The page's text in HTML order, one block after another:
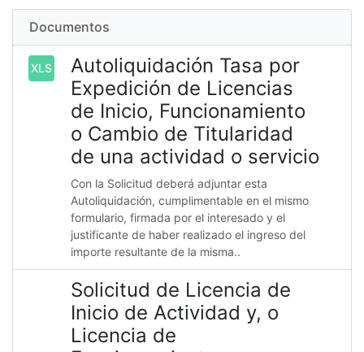
Documentos
XLS
Autoliquidación Tasa por
Expedición de Licencias
de Inicio, Funcionamiento
o Cambio de Titularidad
de una actividad o servicio
Con la Solicitud deberá adjuntar esta
Autoliquidación, cumplimentable en el mismo
formulario, firmada por el interesado y el
justificante de haber realizado el ingreso del
importe resultante de la misma..
Solicitud de Licencia de
Inicio de Actividad y, o
Licencia de